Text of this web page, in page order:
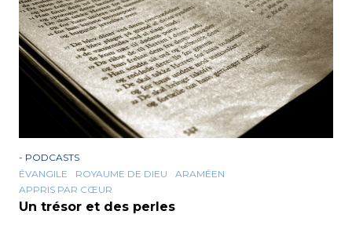
- PODCASTS
ÉVANGILE
ROYAUME DE DIEU
ARAMÉEN
APPRIS PAR CŒUR
Un trésor et des perles